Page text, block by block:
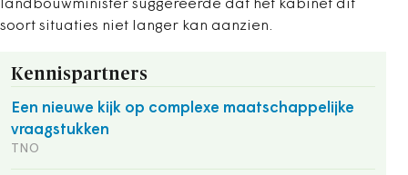
landbouwminister suggereerde dat het kabinet dit
soort situaties niet langer kan aanzien.
Kennispartners
Een nieuwe kijk op complexe maatschappelijke
vraagstukken
TNO